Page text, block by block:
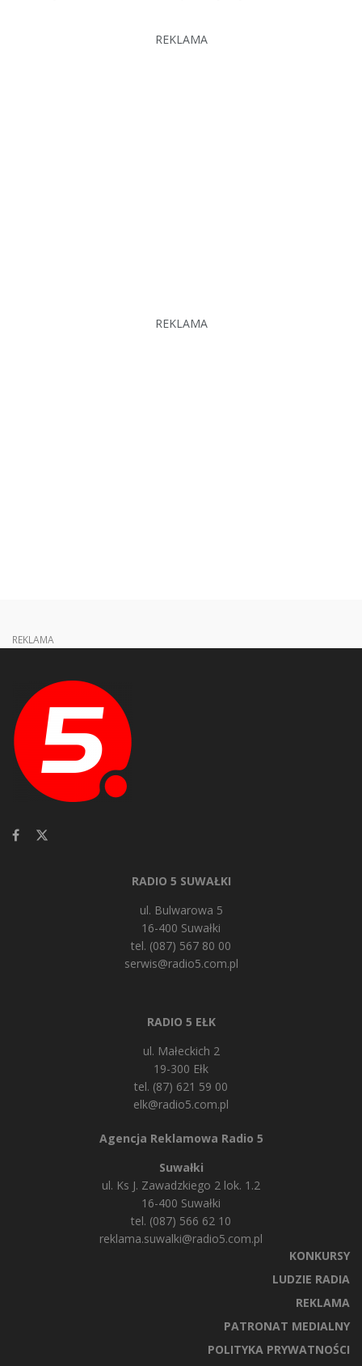
REKLAMA
REKLAMA
REKLAMA
RADIO 5 SUWAŁKI
ul. Bulwarowa 5
16-400 Suwałki
tel. (087) 567 80 00
serwis@radio5.com.pl
RADIO 5 EŁK
ul. Małeckich 2
19-300 Ełk
tel. (87) 621 59 00
elk@radio5.com.pl
Agencja Reklamowa Radio 5
Suwałki
ul. Ks J. Zawadzkiego 2 lok. 1.2
16-400 Suwałki
tel. (087) 566 62 10
reklama.suwalki@radio5.com.pl
KONKURSY
LUDZIE RADIA
REKLAMA
PATRONAT MEDIALNY
POLITYKA PRYWATNOŚCI